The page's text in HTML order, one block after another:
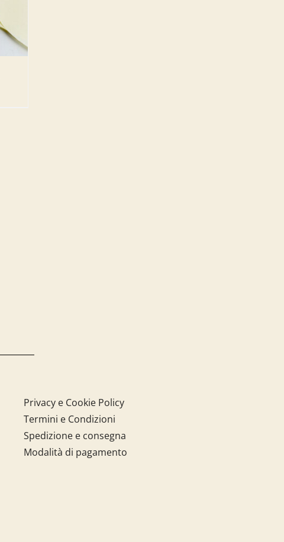
Privacy e Cookie Policy
Termini e Condizioni
Spedizione e consegna
Modalità di pagamento